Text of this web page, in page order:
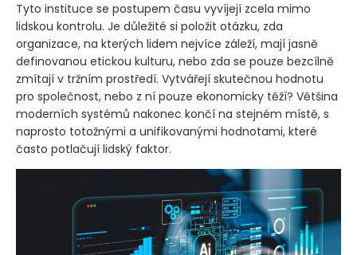
Tyto instituce se postupem času vyvíjejí zcela mimo
lidskou kontrolu. Je důležité si položit otázku, zda
organizace, na kterých lidem nejvíce záleží, mají jasně
definovanou etickou kulturu, nebo zda se pouze bezcílně
zmítají v tržním prostředí. Vytvářejí skutečnou hodnotu
pro společnost, nebo z ní pouze ekonomicky těží? Většina
moderních systémů nakonec končí na stejném místě, s
naprosto totožnými a unifikovanými hodnotami, které
často potlačují lidský faktor.